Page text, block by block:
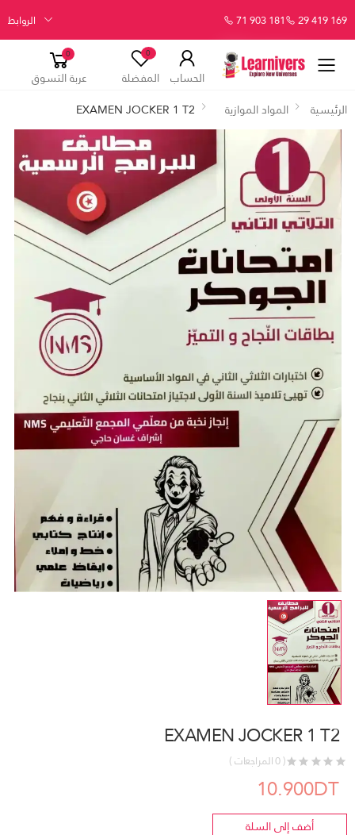
29 419 169
71 903 181 الروابط
الحساب
0
المفضلة
0
عربة التسوق
الرئيسية
المواد الموازية EXAMEN JOCKER 1 T2
EXAMEN JOCKER 1 T2
( 0 المراجعات )
10.900DT
أضف إلى السلة